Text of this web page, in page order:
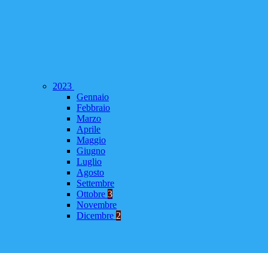
2023
Gennaio
Febbraio
Marzo
Aprile
Maggio
Giugno
Luglio
Agosto
Settembre
Ottobre 3
Novembre
Dicembre 2